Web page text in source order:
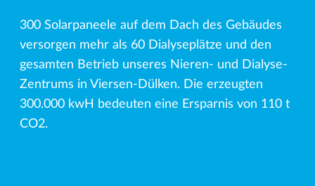
300 Solarpaneele auf dem Dach des Gebäudes
versorgen mehr als 60 Dialyseplätze und den
gesamten Betrieb unseres Nieren- und Dialyse-
Zentrums in Viersen-Dülken. Die erzeugten
300.000 kwH bedeuten eine Ersparnis von 110 t
CO2.